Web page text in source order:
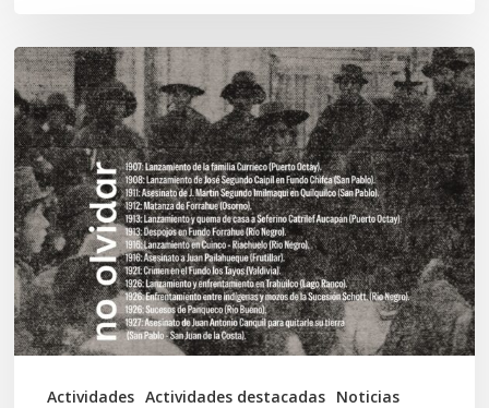
Actividades Actividades destacadas Noticias
Chawrakawin:
Palimpsesto
explora
a
través
del
arte
las
tensiones
documentales